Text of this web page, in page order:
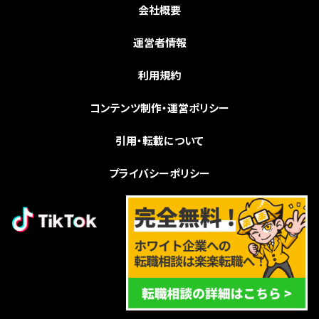
会社概要
運営者情報
利用規約
コンテンツ制作・運営ポリシー
引用・転載について
プライバシーポリシー